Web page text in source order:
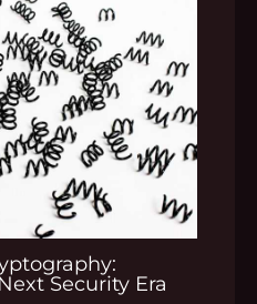
Security Era